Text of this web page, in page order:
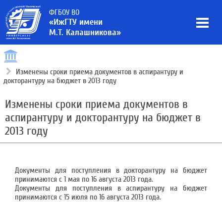
ФГБОУ ВО
«ИжГТУ имени
М.Т. Калашникова»
Изменены сроки приема документов в аспирантуру и
докторантуру на бюджет в 2013 году
Изменены сроки приема документов в
аспирантуру и докторантуру на бюджет в
2013 году
Документы для поступления в докторантуру на бюджет
принимаются с 1 мая по 16 августа 2013 года.
Документы для поступления в аспирантуру на бюджет
принимаются с 15 июля по 16 августа 2013 года.